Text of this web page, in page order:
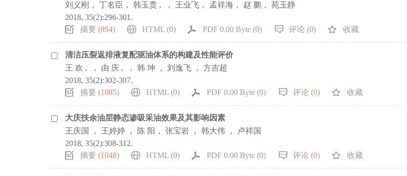
刘义刚， 丁名臣， 韩玉贵 , ， 王业飞， 孟祥海， 赵 鹏， 苑玉静
2018, 35(2):296-301.
摘要 (894) HTML (0) PDF 0.00 Byte (0) 评论 (0) 收藏
清洁压裂返排液复配驱油体系的构建及性能评价
王 欢 , ， 由 庆 , ， 韩 坤 ， 刘逸飞 ， 方吉超
2018, 35(2):302-307.
摘要 (1085) HTML (0) PDF 0.00 Byte (0) 评论 (0) 收藏
大庆扶余油层静态渗吸采油效果及其影响因素
王庆国 ， 王婷婷 ， 陈 阳， 张宝岩 ， 韩大伟 ， 卢祥国
2018, 35(2):308-312.
摘要 (1048) HTML (0) PDF 0.00 Byte (0) 评论 (0) 收藏